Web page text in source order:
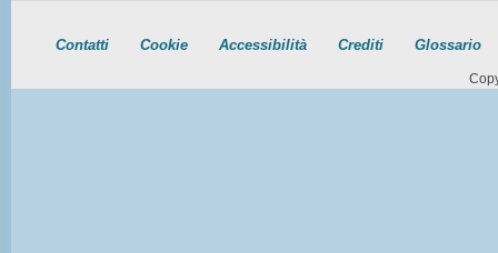
Contatti Cookie Accessibilità Crediti Glossario